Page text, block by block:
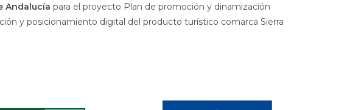
Andalucía para el proyecto Plan de promoción y dinamización
y posicionamiento digital del producto turístico comarca Sierra